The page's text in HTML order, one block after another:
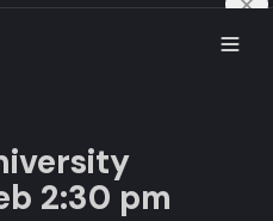
2:30 pm